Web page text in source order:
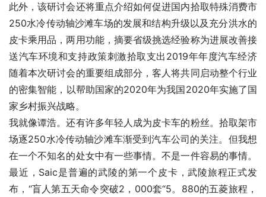
此外，该研讨会还将重点介绍如何促进国内拾取特殊消费市
250水冷传动轴沙滩车场的发展和结构升级以及充分洪水的
皮卡乘用品，两用功能，摘要省级挑选经验称为进展改善接
送汽车环境和支持政策刺激拾取支出2019年年度汽车经济
随着本次研讨会的重要组成部分，客人将共同启动整个行业
的密集智能，以帮助国家的2020年为我国2020年实施了国
家乡村振兴战略。
我就像谭浩。还有许多年轻人成为皮卡车的粉丝。拾取架市
场逐250水冷传动轴沙滩车渐受到汽车公司的关注。但我想
在一个不知名的处女中有一些事情。不是一件容易的事情。
最近，Saic是普遍的武陵的第一个皮卡，武陵旅程正式发
布，“盲人第五天命令突破2，000套“5。880的五菱旅程，